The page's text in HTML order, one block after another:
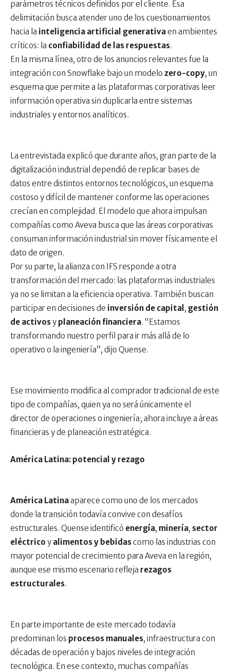
parámetros técnicos definidos por el cliente. Esa
delimitación busca atender uno de los cuestionamientos
hacia la inteligencia artificial generativaen ambientes
críticos: la confiabilidad de las respuestas.
En la misma línea, otro de los anuncios relevantes fue la
integración con Snowflake bajo un modelo zero-copy, un
esquema que permite a las plataformas corporativas leer
información operativa sin duplicarla entre sistemas
industriales y entornos analíticos.
La entrevistada explicó que durante años, gran parte de la
digitalización industrial dependió de replicar bases de
datos entre distintos entornos tecnológicos, un esquema
costoso y difícil de mantener conforme las operaciones
crecían en complejidad. El modelo que ahora impulsan
compañías como Aveva busca que las áreas corporativas
consuman información industrial sin mover físicamente el
dato de origen.
Por su parte, la alianza con IFS responde a otra
transformación del mercado: las plataformas industriales
ya no se limitan a la eficiencia operativa. También buscan
participar en decisiones de inversión de capital , gestión
de activosy planeación financiera. “Estamos
transformando nuestro perfil para ir más allá de lo
operativo o la ingeniería”, dijo Quense.
Ese movimiento modifica al comprador tradicional de este
tipo de compañías, quien ya no será únicamente el
director de operaciones o ingeniería; ahora incluye a áreas
financieras y de planeación estratégica.
América Latina: potencial y rezago
América Latinaaparece como uno de los mercados
donde la transición todavía convive con desafíos
estructurales. Quense identificó energía, minería, sector
eléctrico y alimentos y bebidascomo las industrias con
mayor potencial de crecimiento para Aveva en la región,
aunque ese mismo escenario refleja rezagos
estructurales.
En parte importante de este mercado todavía
predominan los procesos manuales, infraestructura con
décadas de operación y bajos niveles de integración
tecnológica. En ese contexto, muchas compañías